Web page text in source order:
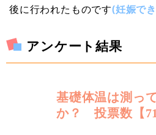
後に行われたものです(妊娠で
アンケート結果
基礎体温は測っ
か？ 投票数【